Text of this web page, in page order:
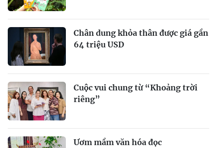
Chân dung khỏa thân được giá gần
64 triệu USD
Cuộc vui chung từ “Khoảng trời
riêng”
Ươm mầm văn hóa đọc